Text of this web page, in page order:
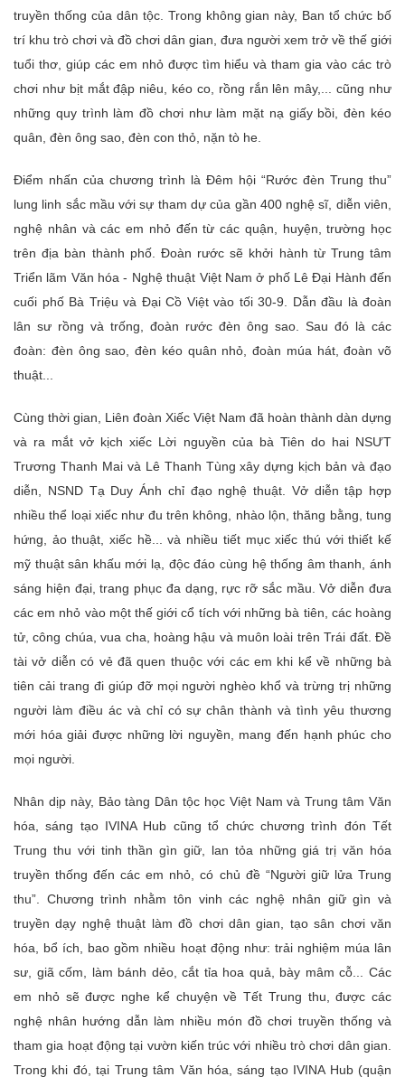
truyền thống của dân tộc. Trong không gian này, Ban tổ chức bố
trí khu trò chơi và đồ chơi dân gian, đưa người xem trở về thế giới
tuổi thơ, giúp các em nhỏ được tìm hiểu và tham gia vào các trò
chơi như bịt mắt đập niêu, kéo co, rồng rắn lên mây,... cũng như
những quy trình làm đồ chơi như làm mặt nạ giấy bồi, đèn kéo
quân, đèn ông sao, đèn con thỏ, nặn tò he.
Ðiểm nhấn của chương trình là Ðêm hội “Rước đèn Trung thu”
lung linh sắc mầu với sự tham dự của gần 400 nghệ sĩ, diễn viên,
nghệ nhân và các em nhỏ đến từ các quận, huyện, trường học
trên địa bàn thành phố. Ðoàn rước sẽ khởi hành từ Trung tâm
Triển lãm Văn hóa - Nghệ thuật Việt Nam ở phố Lê Ðại Hành đến
cuối phố Bà Triệu và Ðại Cồ Việt vào tối 30-9. Dẫn đầu là đoàn
lân sư rồng và trống, đoàn rước đèn ông sao. Sau đó là các
đoàn: đèn ông sao, đèn kéo quân nhỏ, đoàn múa hát, đoàn võ
thuật...
Cùng thời gian, Liên đoàn Xiếc Việt Nam đã hoàn thành dàn dựng
và ra mắt vở kịch xiếc Lời nguyền của bà Tiên do hai NSƯT
Trương Thanh Mai và Lê Thanh Tùng xây dựng kịch bản và đạo
diễn, NSND Tạ Duy Ánh chỉ đạo nghệ thuật. Vở diễn tập hợp
nhiều thể loại xiếc như đu trên không, nhào lộn, thăng bằng, tung
hứng, ảo thuật, xiếc hề... và nhiều tiết mục xiếc thú với thiết kế
mỹ thuật sân khấu mới lạ, độc đáo cùng hệ thống âm thanh, ánh
sáng hiện đại, trang phục đa dạng, rực rỡ sắc mầu. Vở diễn đưa
các em nhỏ vào một thế giới cổ tích với những bà tiên, các hoàng
tử, công chúa, vua cha, hoàng hậu và muôn loài trên Trái đất. Ðề
tài vở diễn có vẻ đã quen thuộc với các em khi kể về những bà
tiên cải trang đi giúp đỡ mọi người nghèo khổ và trừng trị những
người làm điều ác và chỉ có sự chân thành và tình yêu thương
mới hóa giải được những lời nguyền, mang đến hạnh phúc cho
mọi người.
Nhân dịp này, Bảo tàng Dân tộc học Việt Nam và Trung tâm Văn
hóa, sáng tạo IVINA Hub cũng tổ chức chương trình đón Tết
Trung thu với tinh thần gìn giữ, lan tỏa những giá trị văn hóa
truyền thống đến các em nhỏ, có chủ đề “Người giữ lửa Trung
thu”. Chương trình nhằm tôn vinh các nghệ nhân giữ gìn và
truyền dạy nghệ thuật làm đồ chơi dân gian, tạo sân chơi văn
hóa, bổ ích, bao gồm nhiều hoạt động như: trải nghiệm múa lân
sư, giã cốm, làm bánh dẻo, cắt tỉa hoa quả, bày mâm cỗ... Các
em nhỏ sẽ được nghe kể chuyện về Tết Trung thu, được các
nghệ nhân hướng dẫn làm nhiều món đồ chơi truyền thống và
tham gia hoạt động tại vườn kiến trúc với nhiều trò chơi dân gian.
Trong khi đó, tại Trung tâm Văn hóa, sáng tạo IVINA Hub (quận